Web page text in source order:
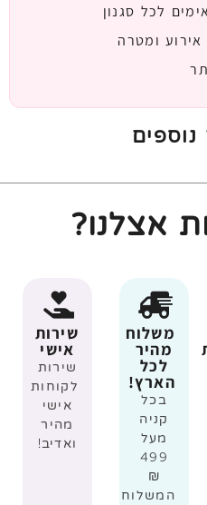
לכל סגנון
אירוע ומטרה
נוספים
אצלנו?
משלוח
מהיר
לכל
הארץ!
בכל
קניה
מעל
499
₪
המשלוח
שירות
אישי
שירות
לקוחות
אישי
מהיר
ואדיב!